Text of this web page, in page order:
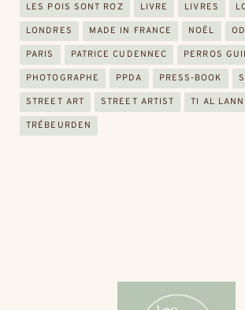
LES POIS SONT ROZ LIVRE LIVRES
LONDRES MADE IN FRANCE NOËL
PARIS PATRICE CUDENNEC PERROS
PHOTOGRAPHE PPDA PRESS-BOOK
STREET ART STREET ARTIST TI AL
TRÉBEURDEN